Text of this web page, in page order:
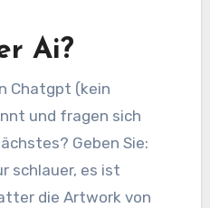
Ai?
Chatgpt (kein
und fragen sich
Geben Sie:
schlauer, es ist
die Artwork von